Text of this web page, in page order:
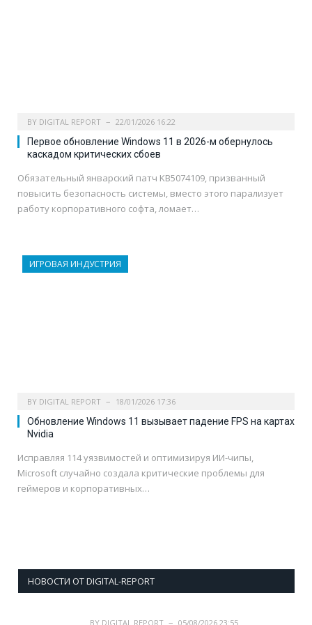
BY DIGITAL REPORT 22/01/2026 16:22
Первое обновление Windows 11 в 2026-м обернулось
каскадом критических сбоев
Обязательный январский патч KB5074109, призванный
повысить безопасность системы, вместо этого парализует
работу корпоративного софта, ломает…
ИГРОВАЯ ИНДУСТРИЯ
BY DIGITAL REPORT 18/01/2026 17:36
Обновление Windows 11 вызывает падение FPS на картах
Nvidia
Исправляя 114 уязвимостей и оптимизируя ИИ-чипы,
Microsoft случайно создала критические проблемы для
геймеров и корпоративных…
НОВОСТИ ОТ DIGITAL-REPORT
BY DIGITAL REPORT 05/08/2026 23:55